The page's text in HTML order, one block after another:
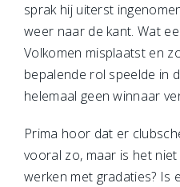
sprak hij uiterst
weer naar de kant. Wat
Volkomen misplaatst en
bepalende rol speelde in
helemaal geen winnaar
Prima hoor dat er
vooral zo, maar is het
werken met gradaties? Is